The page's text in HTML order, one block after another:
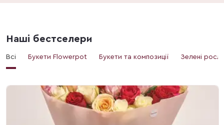
Наші бестселери
Всі Букети Flowerpot Букети та композиції Зелені